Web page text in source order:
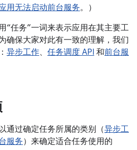
用无法启动前台服务。）
“任务”一词来表示应用在其主要工
确保大家对此有一致的理解，我们
异步工作、 任务调度 API 和前台服
通过确定任务所属的类别（异步工
服务）来确定适合任务使用的